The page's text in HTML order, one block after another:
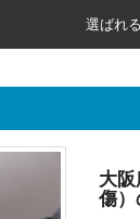
選ばれ
大
傷